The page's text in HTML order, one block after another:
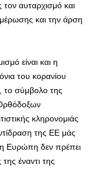
τον αυταρχισμό και
και την άρση
είναι και η
του κορανίου
το σύμβολο της
κληρονομιάς
της ΕΕ μάς
η Ευρώπη δεν πρέπει
της έναντι της